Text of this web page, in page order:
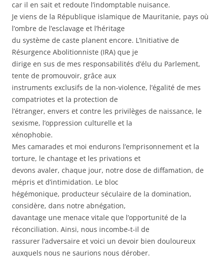
car il en sait et redoute l’indomptable nuisance.
Je viens de la République islamique de Mauritanie, pays où
l’ombre de l’esclavage et l’héritage
du système de caste planent encore. L’Initiative de
Résurgence Abolitionniste (IRA) que je
dirige en sus de mes responsabilités d’élu du Parlement,
tente de promouvoir, grâce aux
instruments exclusifs de la non-violence, l’égalité de mes
compatriotes et la protection de
l’étranger, envers et contre les privilèges de naissance, le
sexisme, l’oppression culturelle et la
xénophobie.
Mes camarades et moi endurons l’emprisonnement et la
torture, le chantage et les privations et
devons avaler, chaque jour, notre dose de diffamation, de
mépris et d’intimidation. Le bloc
hégémonique, producteur séculaire de la domination,
considère, dans notre abnégation,
davantage une menace vitale que l’opportunité de la
réconciliation. Ainsi, nous incombe-t-il de
rassurer l’adversaire et voici un devoir bien douloureux
auxquels nous ne saurions nous dérober.